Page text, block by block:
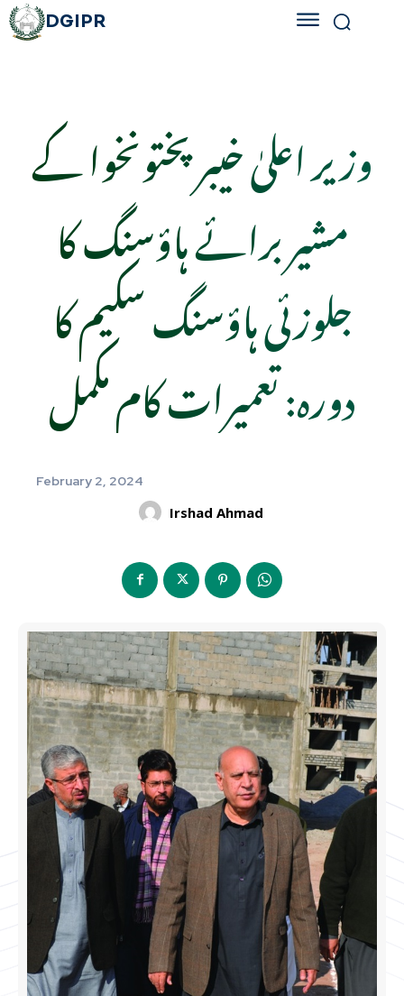
DGIPR
وزیر اعلیٰ خیبر پختونخوا کے
مشیر برائے ہاؤسنگ کا
جلوزئی ہاؤسنگ سکیم کا
دورہ: تعمیرات کام مکمل
February 2, 2024
Irshad Ahmad